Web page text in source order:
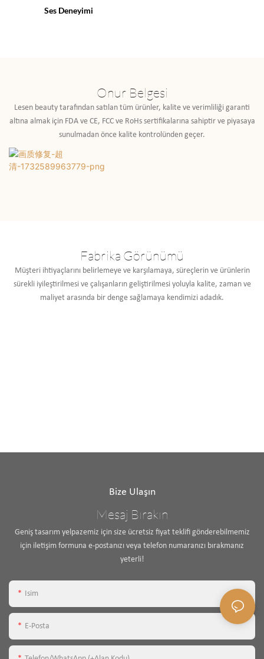
Ses Deneyimi
Onur Belgesi
Lesen beauty tarafından satılan tüm ürünler, kalite ve verimliliği garanti
altına almak için FDA ve CE, FCC ve RoHs sertifikalarına sahiptir ve piyasaya
sunulmadan önce kalite kontrolünden geçer.
Fabrika Görünümü
Müşteri ihtiyaçlarını belirlemeye ve karşılamaya, süreçlerin ve ürünlerin
sürekli iyileştirilmesi ve çalışanların geliştirilmesi yoluyla kalite, zaman ve
maliyet arasında bir denge sağlamaya kendimizi adadık.
Bize Ulaşın
Mesaj Bırakın
Geniş tasarım yelpazemiz için size ücretsiz fiyat teklifi gönderebilmemiz
için iletişim formuna e-postanızı veya telefon numaranızı bırakmanız
yeterli!
Isim
E-Posta